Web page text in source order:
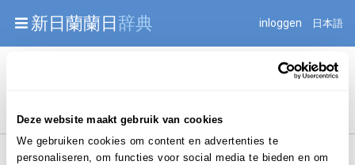
Deze website maakt gebruik van cookies
We gebruiken cookies om content en advertenties te
personaliseren, om functies voor social media te bieden en om
Warning: Undefined array key "jnnjuid" in
/mnt/web216/d2/76/52236976/htdocs/jnnj-prod/search.php
新日蘭蘭日辞典 inloggen 日本語